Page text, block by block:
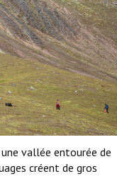
vallée entourée de
créent de gros